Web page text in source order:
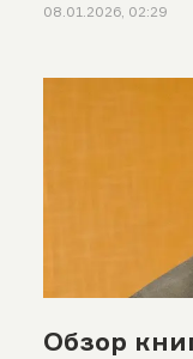
08.01.2026, 02:29
Обзор